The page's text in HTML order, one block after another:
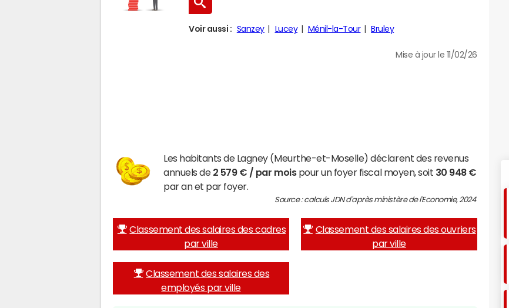
Voir aussi : Sanzey Lucey Ménil-la-Tour Bruley
Mise à jour le 11/02/26
Les habitants de Lagney (Meurthe-et-Moselle) déclarent des revenus
annuels de 2 579 € / par moispour un foyer fiscal moyen, soit 30 948 €
par an et par foyer.
Source : calculs JDN d'après ministère de l'Economie, 2024
Classement des salaires des cadres
par ville
Classement des salaires des ouvriers
par ville
Classement des salaires des
employés par ville